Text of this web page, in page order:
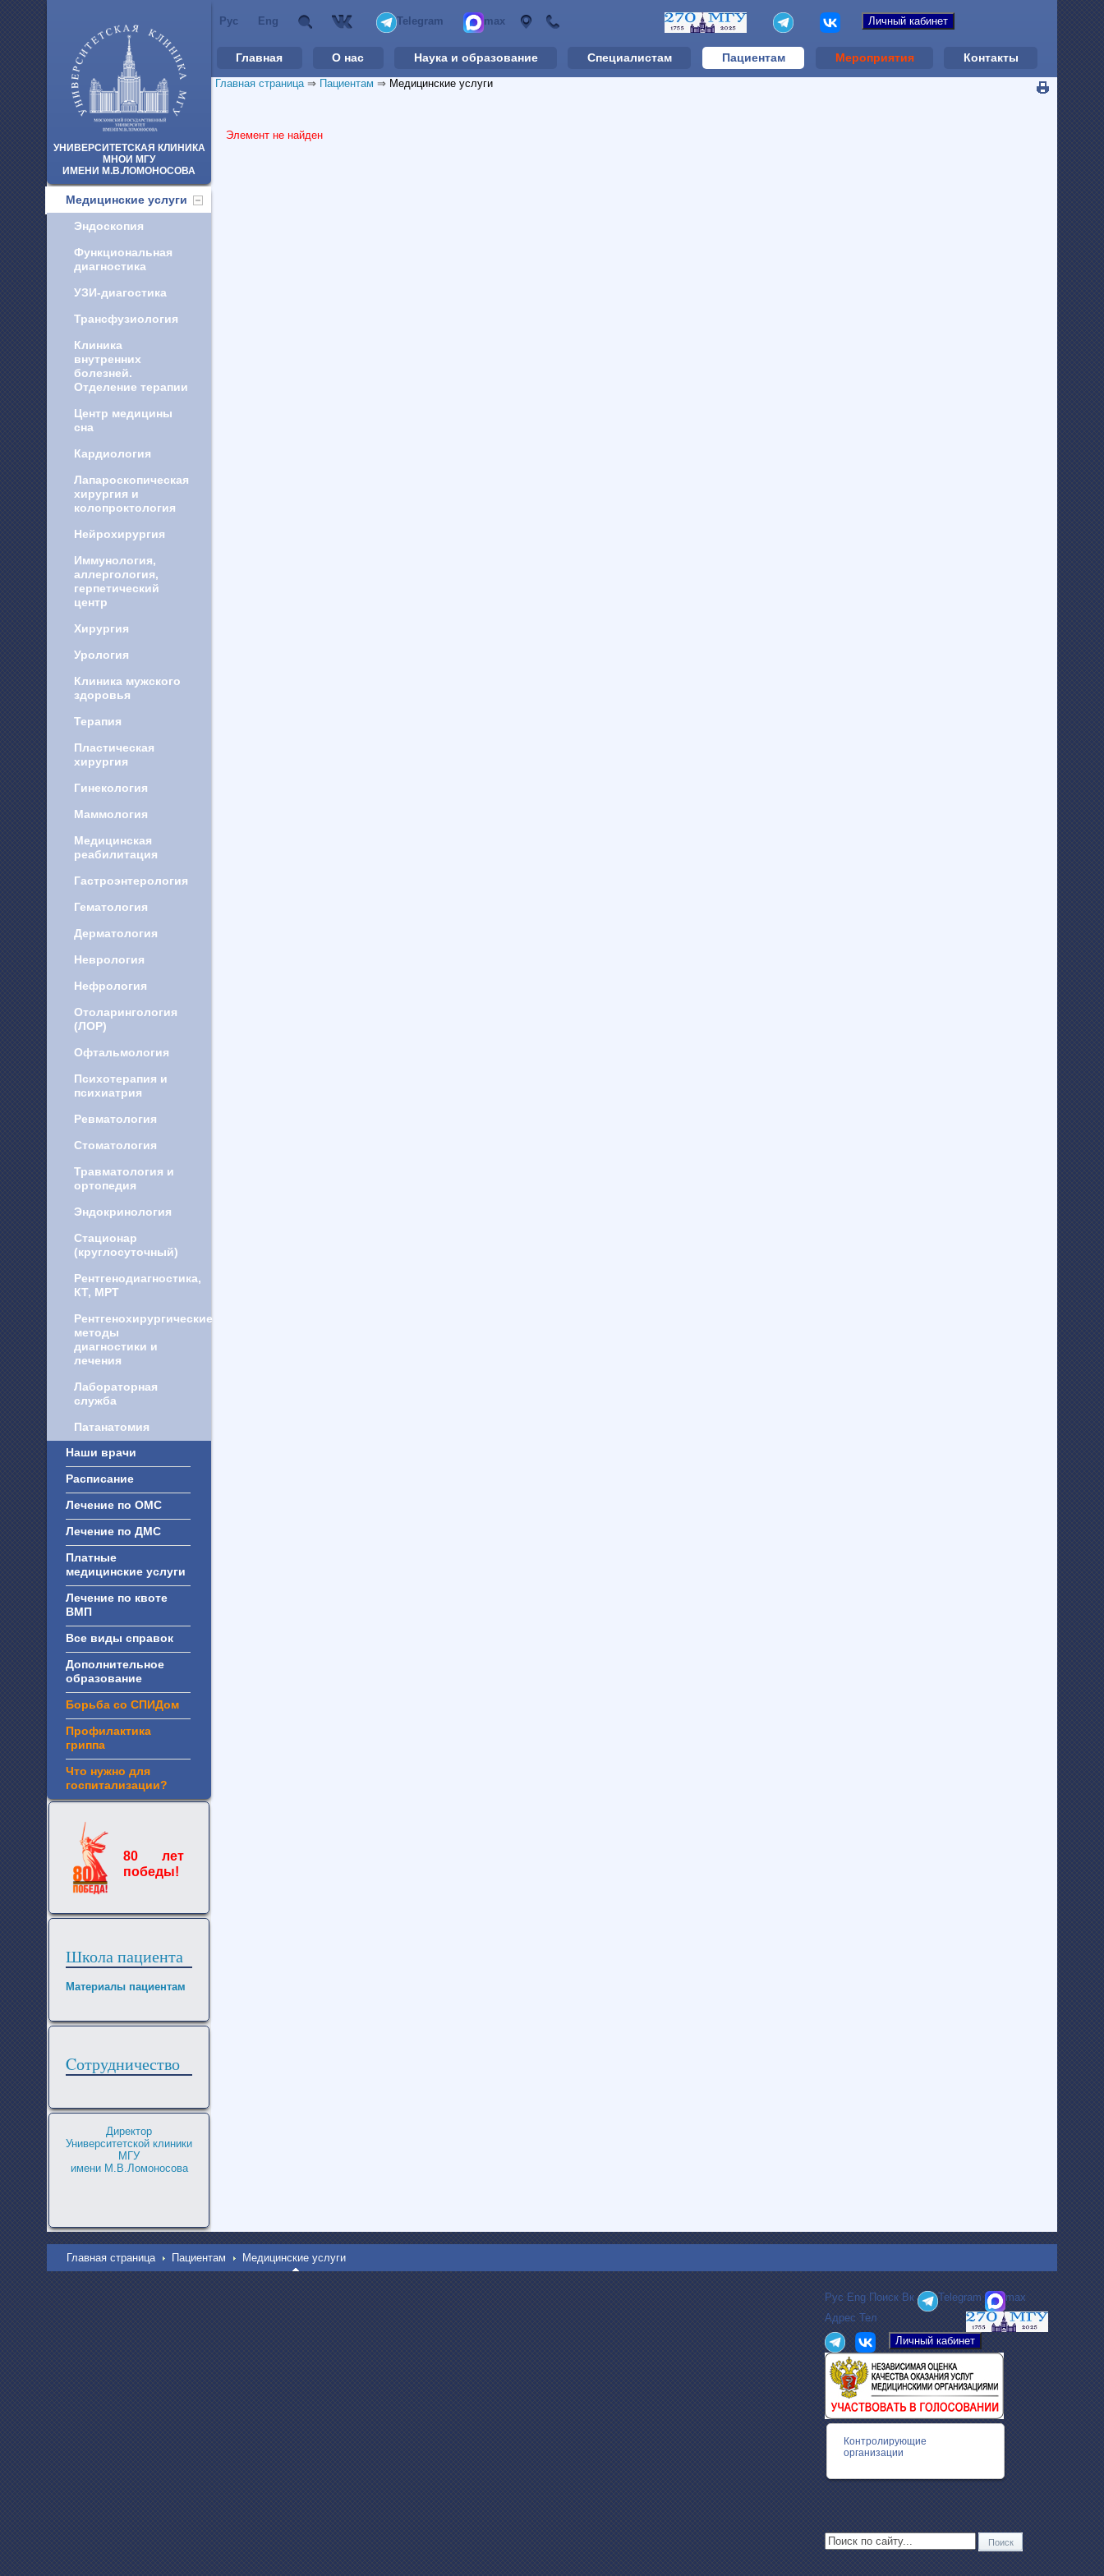
УНИВЕРСИТЕТСКАЯ КЛИНИКА
МНОИ МГУ
ИМЕНИ М.В.ЛОМОНОСОВА
Медицинские услуги
Эндоскопия
Функциональная
диагностика
УЗИ-диагостика
Трансфузиология
Клиника
внутренних
болезней.
Отделение терапии
Центр медицины
сна
Кардиология
Лапароскопическая
хирургия и
колопроктология
Нейрохирургия
Иммунология,
аллергология,
герпетический
центр
Хирургия
Урология
Клиника мужского
здоровья
Терапия
Пластическая
хирургия
Гинекология
Маммология
Медицинская
реабилитация
Гастроэнтерология
Гематология
Дерматология
Неврология
Нефрология
Отоларингология
(ЛОР)
Офтальмология
Психотерапия и
психиатрия
Ревматология
Стоматология
Травматология и
ортопедия
Эндокринология
Стационар
(круглосуточный)
Рентгенодиагностика,
КТ, МРТ
Рентгенохирургические
методы
диагностики и
лечения
Лабораторная
служба
Патанатомия
Наши врачи
Расписание
Лечение по ОМС
Лечение по ДМС
Платные
медицинские услуги
Лечение по квоте
ВМП
Все виды справок
Дополнительное
образование
Борьба со СПИДом
Профилактика
гриппа
Что нужно для
госпитализации?
80 лет
победы!
Школа пациента
Материалы пациентам
Cотрудничество
Директор
Университетской клиники
МГУ
имени М.В.Ломоносова
Рус Eng Telegram max
Главная О нас Наука и образование Специалистам Пациентам Мероприятия Контакты
Главная страница⇒ Пациентам ⇒ Медицинские услуги
Элемент не найден
Главная страница Пациентам Медицинские услуги
Рус Eng Поиск Вк Telegram
max
Адрес Тел
Контролирующие
организации